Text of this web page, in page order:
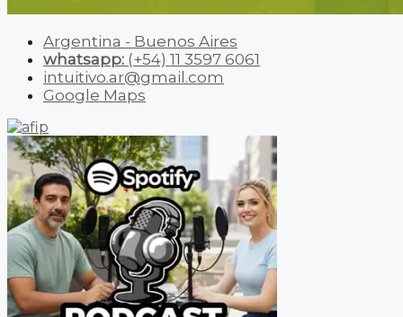
Argentina - Buenos Aires
whatsapp: (+54) 11 3597 6061
intuitivo.ar@gmail.com
Google Maps